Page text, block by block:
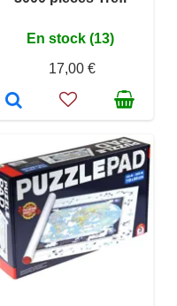
En stock (13)
17,00 €